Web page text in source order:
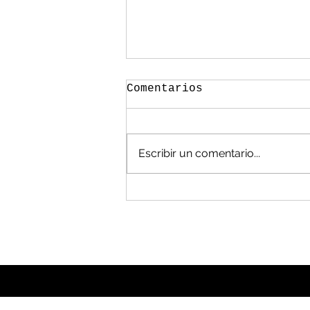
Comentarios
Escribir un comentario...